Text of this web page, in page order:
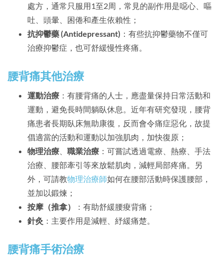
處方，通常只服用1至2周，常見的副作用是噁心、嘔
吐、頭暈、困倦和產生依賴性；
抗抑鬱藥 (Antidepressant) ：有些抗抑鬱藥物不僅可
治療抑鬱症，也可舒緩慢性疼痛。
腰背痛其他治療
運動治療 ：有腰背痛的人士，應盡量保持日常活動和
運動，避免長時間躺臥休息。近年有研究發現，腰背
痛患者長期臥床無助康復，反而會令痛症惡化，故提
倡適當的活動和運動以加強肌肉，加快復原；
物理治療
職業治療 ：可嘗試透過電療、熱療、手法
治療、腰部牽引等來放鬆肌肉，減輕局部疼痛。另
外，可請教物理治療師如何在腰部活動時保護腰部，
並加以鍛煉；
按摩（推拿）
：有助舒緩腰痠背痛；
針灸 ：主要作用是減輕、紓緩痛楚。
腰背痛手術治療